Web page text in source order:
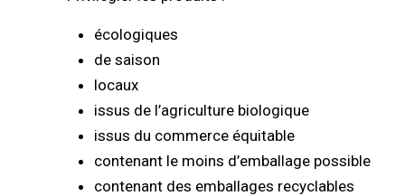
écologiques
de saison
locaux
issus de l’agriculture biologique
issus du commerce équitable
contenant le moins d’emballage possible
contenant des emballages recyclables